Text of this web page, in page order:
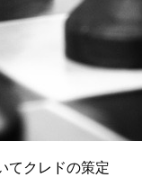
てクレドの策定